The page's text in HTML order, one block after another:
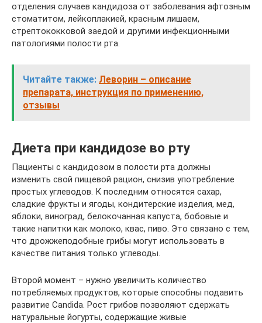
отделения случаев кандидоза от заболевания афтозным
стоматитом, лейкоплакией, красным лишаем,
стрептококковой заедой и другими инфекционными
патологиями полости рта.
Читайте также: Леворин – описание
препарата, инструкция по применению,
отзывы
Диета при кандидозе во рту
Пациенты с кандидозом в полости рта должны
изменить свой пищевой рацион, снизив употребление
простых углеводов. К последним относятся сахар,
сладкие фрукты и ягоды, кондитерские изделия, мед,
яблоки, виноград, белокочанная капуста, бобовые и
такие напитки как молоко, квас, пиво. Это связано с тем,
что дрожжеподобные грибы могут использовать в
качестве питания только углеводы.
Второй момент – нужно увеличить количество
потребляемых продуктов, которые способны подавить
развитие Candida. Рост грибов позволяют сдержать
натуральные йогурты, содержащие живые